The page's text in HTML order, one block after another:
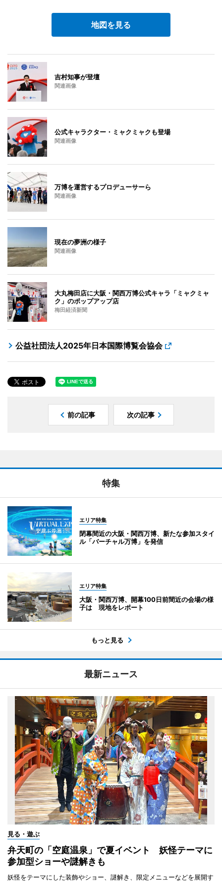
地図を見る
吉村知事が登壇
関連画像
公式キャラクター・ミャクミャクも登場
関連画像
万博を運営するプロデューサーら
関連画像
現在の夢洲の様子
関連画像
大丸梅田店に大阪・関西万博公式キャラ「ミャクミャ
ク」のポップアップ店
梅田経済新聞
公益社団法人2025年日本国際博覧会協会
前の記事 次の記事
特集
エリア特集
閉幕間近の大阪・関西万博、新たな参加スタイ
ル「バーチャル万博」を発信
エリア特集
大阪・関西万博、開幕100日前間近の会場の様
子は 現地をレポート
もっと見る
最新ニュース
見る・遊ぶ
弁天町の「空庭温泉」で夏イベント 妖怪テーマに
参加型ショーや謎解きも
妖怪をテーマにした装飾やショー、謎解き、限定メニューなどを展開す